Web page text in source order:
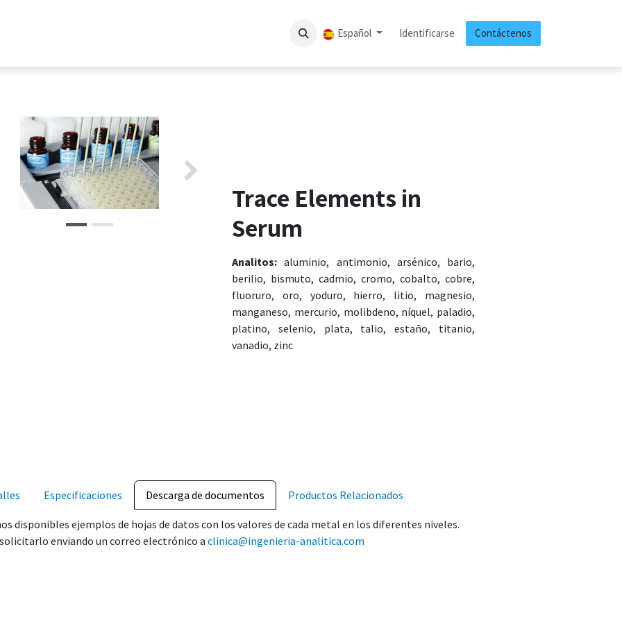
Blog Cursos Contáctenos Eventos Cita Trabajos
Español Identificarse Contáctenos
Next
Trace Elements in
Serum
Analitos: aluminio, antimonio, arsénico, bario,
berilio, bismuto, cadmio, cromo, cobalto, cobre,
fluoruro, oro, yoduro, hierro, litio, magnesio,
manganeso, mercurio, molibdeno, níquel, paladio,
platino, selenio, plata, talio, estaño, titanio,
vanadio, zinc
Especificaciones Descarga de documentos Productos Relacionados
disponibles ejemplos de hojas de datos con los valores de cada metal en los diferentes niveles.
enviando un correo electrónico aclinica@ingenieria-analitica.com